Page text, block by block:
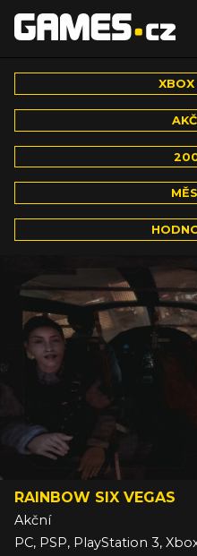
RAINBOW SIX VEGAS
Akční
PC, PSP, PlayStation 3,